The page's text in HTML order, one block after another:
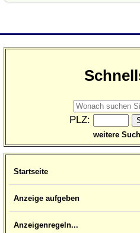
PLZ:
weitere
Startseite
Anzeige aufgeben
Anzeigenregeln...